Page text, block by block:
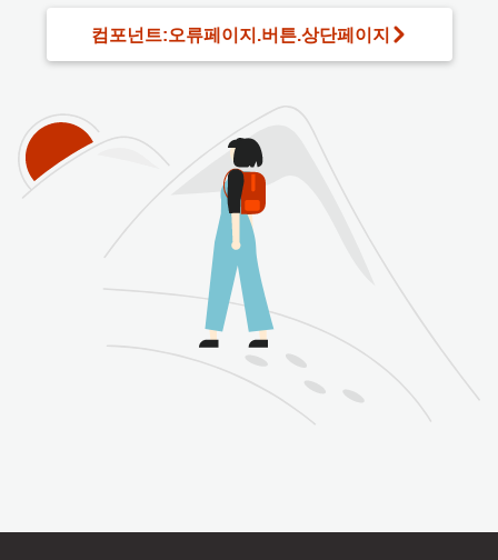
컴포넌트:오류페이지.버튼.상단페이지